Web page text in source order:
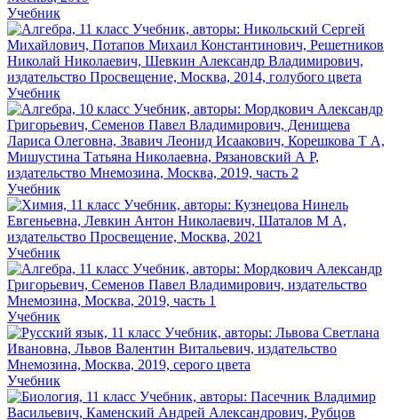
Учебник
Учебник
Учебник
Учебник
Учебник
Учебник